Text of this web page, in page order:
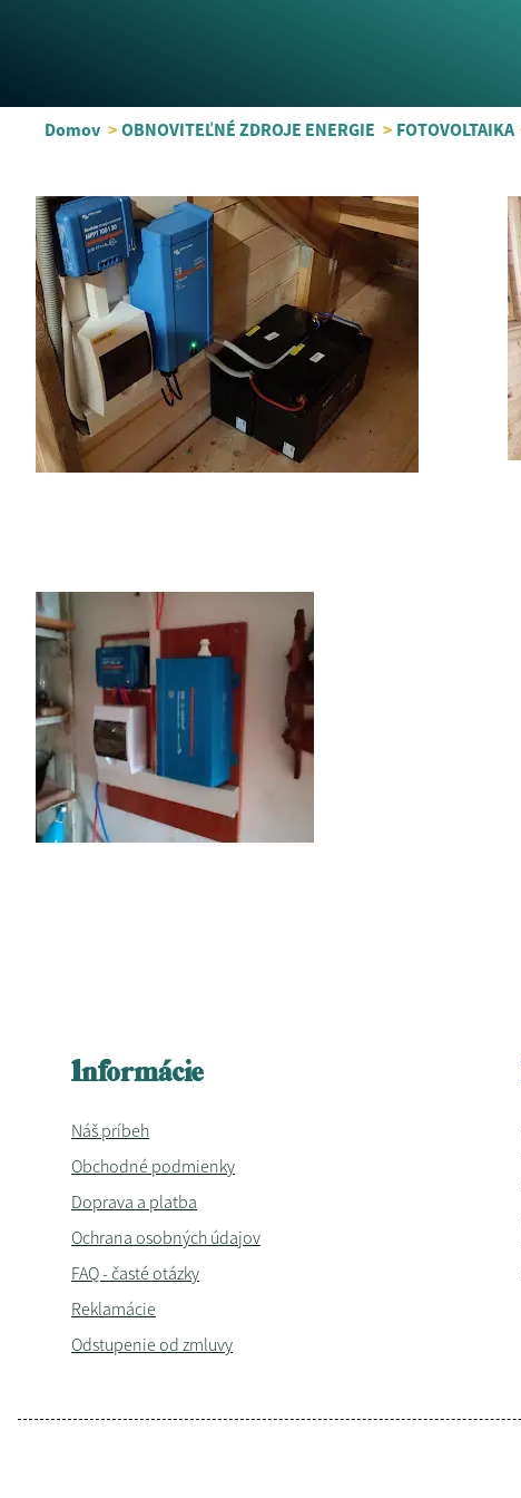
Domov > OBNOVITEĽNÉ ZDROJE ENERGIE > FOTOVOLTAIKA
Informácie
Náš príbeh
Obchodné podmienky
Doprava a platba
Ochrana osobných údajov
FAQ - časté otázky
Reklamácie
Odstupenie od zmluvy